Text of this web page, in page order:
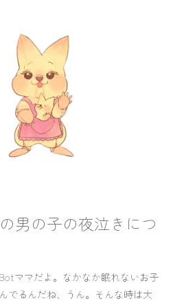
男の子の夜泣きにつ
ママだよ。なかなか眠れないお子
でるんだね、うん。そんな時は大